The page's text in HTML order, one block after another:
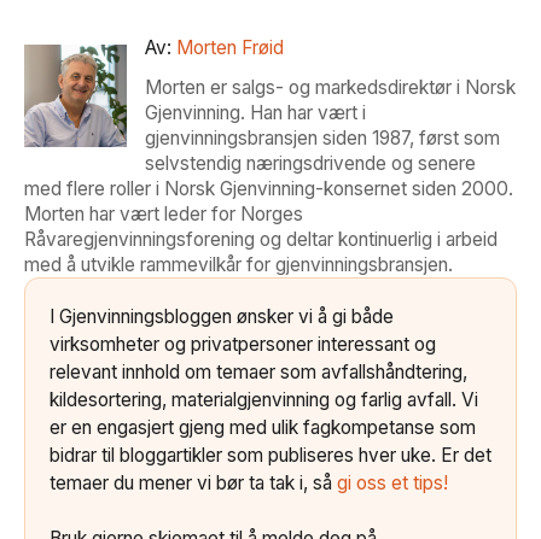
Av: Morten Frøid
Morten er salgs- og markedsdirektør i Norsk
Gjenvinning. Han har vært i
gjenvinningsbransjen siden 1987, først som
selvstendig næringsdrivende og senere
med flere roller i Norsk Gjenvinning-konsernet siden 2000.
Morten har vært leder for Norges
Råvaregjenvinningsforening og deltar kontinuerlig i arbeid
med å utvikle rammevilkår for gjenvinningsbransjen.
I Gjenvinningsbloggen ønsker vi å gi både
virksomheter og privatpersoner interessant og
relevant innhold om temaer som avfallshåndtering,
kildesortering, materialgjenvinning og farlig avfall. Vi
er en engasjert gjeng med ulik fagkompetanse som
bidrar til bloggartikler som publiseres hver uke. Er det
temaer du mener vi bør ta tak i, så gi oss et tips!